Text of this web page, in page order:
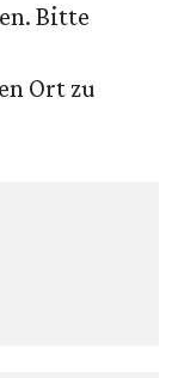
Bitte
Ort zu